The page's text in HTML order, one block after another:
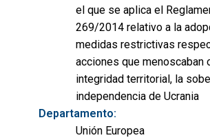
el que se aplica el
269/2014 relativo a la
medidas restrictivas
acciones que menoscaban
integridad territorial, la
independencia de Ucrania
Departamento:
Unión Europea